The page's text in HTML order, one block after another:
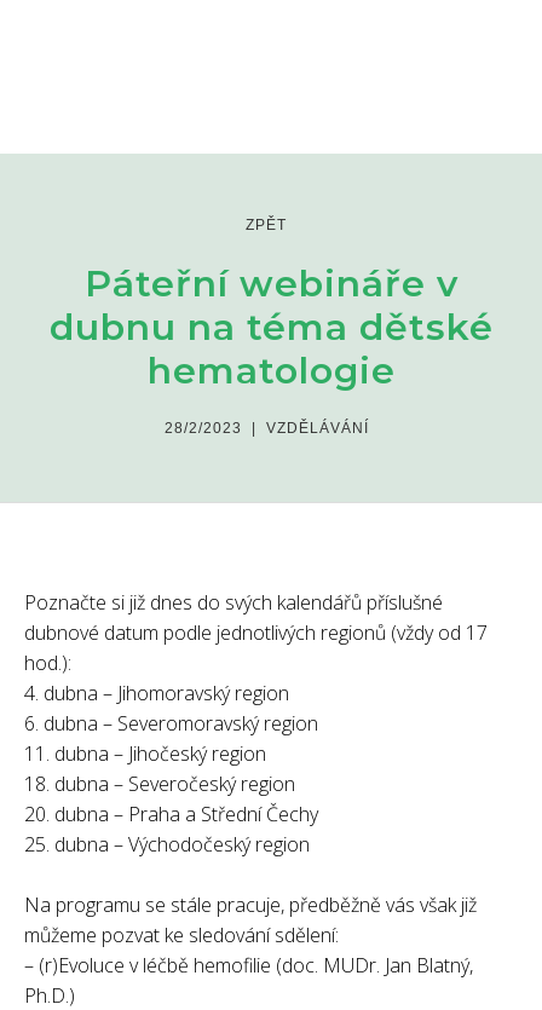
ZPĚT
Páteřní webináře v
dubnu na téma dětské
hematologie
28/2/2023 | VZDĚLÁVÁNÍ
Poznačte si již dnes do svých kalendářů příslušné
dubnové datum podle jednotlivých regionů (vždy od 17
hod.):
4. dubna – Jihomoravský region
6. dubna – Severomoravský region
11. dubna – Jihočeský region
18. dubna – Severočeský region
20. dubna – Praha a Střední Čechy
25. dubna – Východočeský region
Na programu se stále pracuje, předběžně vás však již
můžeme pozvat ke sledování sdělení:
– (r)Evoluce v léčbě hemofilie (doc. MUDr. Jan Blatný,
Ph.D.)